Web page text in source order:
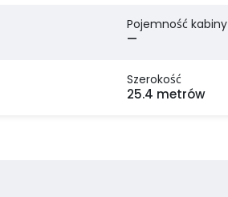
Pojemność kabiny
—
Szerokość
25.4 metrów